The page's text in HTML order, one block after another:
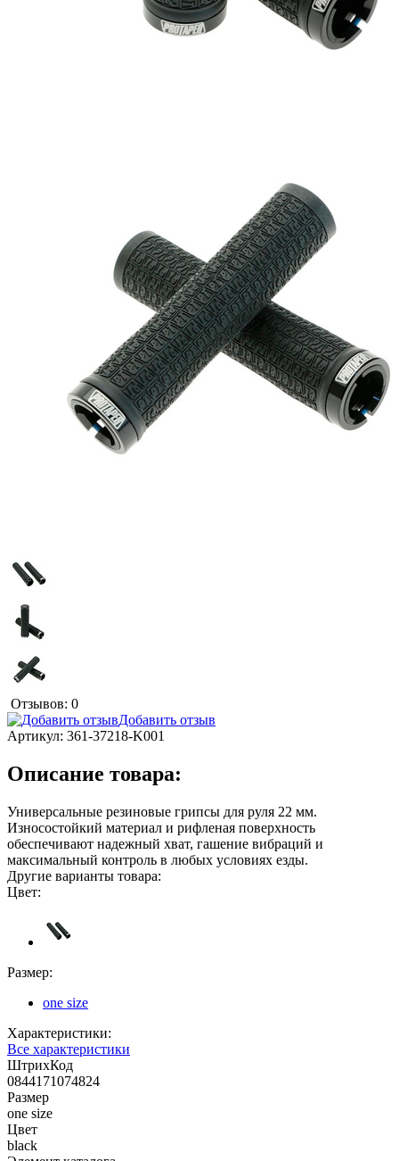
Отзывов: 0
Добавить отзыв
Артикул: 361-37218-K001
Описание товара:
Универсальные резиновые грипсы для руля 22 мм.
Износостойкий материал и рифленая поверхность
обеспечивают надежный хват, гашение вибраций и
максимальный контроль в любых условиях езды.
Другие варианты товара:
Цвет:
Размер:
one size
Характеристики:
Все характеристики
ШтрихКод
0844171074824
Размер
one size
Цвет
black